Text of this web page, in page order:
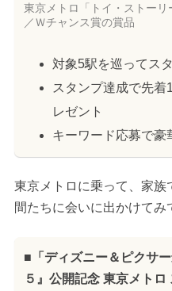
東京メトロ「トイ・ストー
／Ｗチャンス賞の賞品
対象5駅を巡ってス
スタンプ達成で先
レゼント
キーワード応募で豪
東京メトロに乗って、家族
間たちに会いに出かけてみ
■「ディズニー＆ピクサ
５』公開記念 東京メトロ